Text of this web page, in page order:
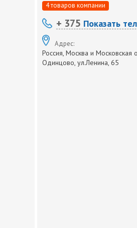
4 товаров компании
+ 375 Показать
Адрес:
Россия, Москва и Московская
Одинцово, ул.Ленина, 65